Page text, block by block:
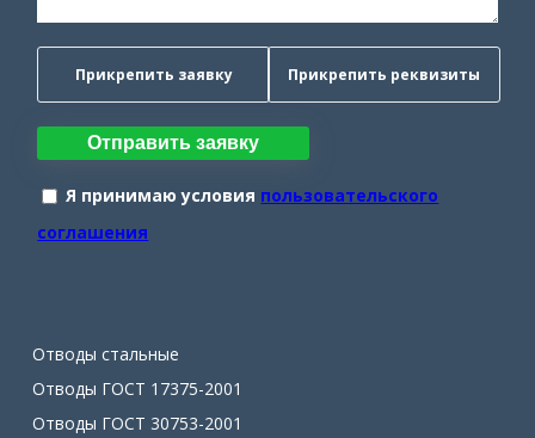
Прикрепить заявку Прикрепить реквизиты
Отправить заявку
Я принимаю условия пользовательского
соглашения
Отводы стальные
Отводы ГОСТ 17375-2001
Отводы ГОСТ 30753-2001